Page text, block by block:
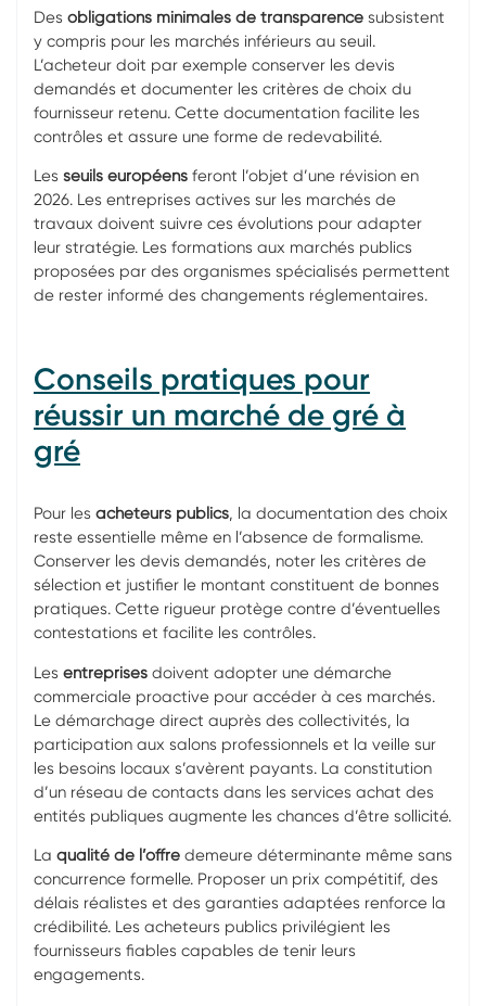
Des obligations minimales de transparence subsistent
y compris pour les marchés inférieurs au seuil.
L’acheteur doit par exemple conserver les devis
demandés et documenter les critères de choix du
fournisseur retenu. Cette documentation facilite les
contrôles et assure une forme de redevabilité.
Les seuils européens feront l’objet d’une révision en
2026. Les entreprises actives sur les marchés de
travaux doivent suivre ces évolutions pour adapter
leur stratégie. Les formations aux marchés publics
proposées par des organismes spécialisés permettent
de rester informé des changements réglementaires.
Conseils pratiques pour
réussir un marché de gré à
gré
Pour les acheteurs publics, la documentation des choix
reste essentielle même en l’absence de formalisme.
Conserver les devis demandés, noter les critères de
sélection et justifier le montant constituent de bonnes
pratiques. Cette rigueur protège contre d’éventuelles
contestations et facilite les contrôles.
Les entreprises doivent adopter une démarche
commerciale proactive pour accéder à ces marchés.
Le démarchage direct auprès des collectivités, la
participation aux salons professionnels et la veille sur
les besoins locaux s’avèrent payants. La constitution
d’un réseau de contacts dans les services achat des
entités publiques augmente les chances d’être sollicité.
La qualité de l’offre demeure déterminante même sans
concurrence formelle. Proposer un prix compétitif, des
délais réalistes et des garanties adaptées renforce la
crédibilité. Les acheteurs publics privilégient les
fournisseurs fiables capables de tenir leurs
engagements.